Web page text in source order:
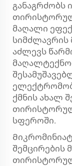
განაგრძობს
მაღალი
აძლევს
ქმნის ახალ
სფეროში.
შემცირების